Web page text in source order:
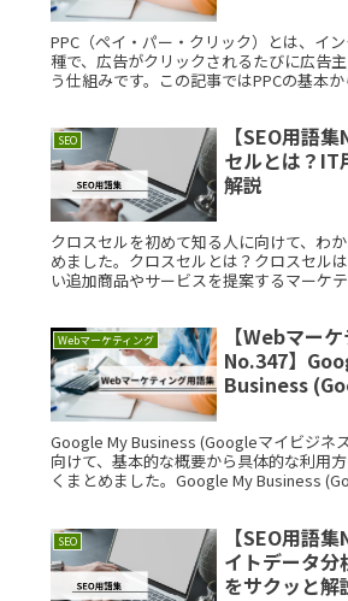
PPC（ペイ・パー・クリック）とは、イ
種で、広告がクリックされるたびに広告
う仕組みです。この記事ではPPCの基本
SEO
【SEO用語
セルとは？IT
解説
クロスセルを初めて知る人に向けて、わ
めました。クロスセルとは？クロスセル
い追加商品やサービスを提案するマーケ
Webマーケティング
【Webマー
No.347】
Business
説
Google My Business (Googleマイビジネ
向けて、基本的な概要から具体的な利用
くまとめました。Google My Business
SEO
【SEO用語
イトデータ
をサクッと解